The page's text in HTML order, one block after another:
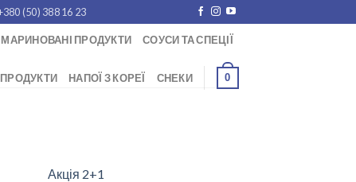
(50) 388 16 23
ПРОДУКТИ СОУСИ ТА СПЕЦІЇ
НАПОЇ З КОРЕЇ СНЕКИ 0
Акція 2+1